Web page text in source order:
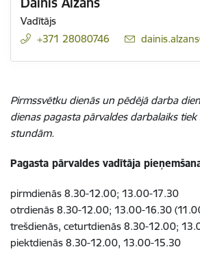
Vadītājs
+371 28080746
E-pasts:
Pirmssvētku dienās un pēdējā darba
dienas pagasta pārvaldes darbalaiks
stundām.
Pagasta pārvaldes vadītāja
pirmdienās 8.30-12.00; 13.00-17.30
otrdienās 8.30-12.00; 13.00-16.30 (
trešdienās, ceturtdienās 8.30-12.00;
piektdienās 8.30-12.00, 13.00-15.30